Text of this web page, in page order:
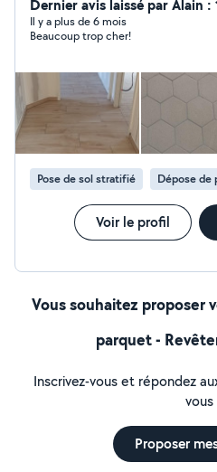
Dernier avis laissé par Alain :
Il y a plus de 6 mois
Beaucoup trop cher!
Pose de sol stratifié Dépose de
Voir le profil
Vous souhaitez proposer
parquet -
Inscrivez-vous et répondez
vous
Proposer